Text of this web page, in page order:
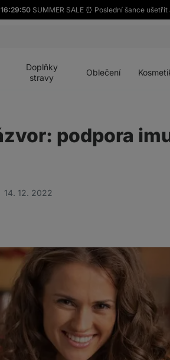
16:29:49 SUMMER SALE ⏰ Poslední šance
Doplňky
stravy
Oblečení
podpora
14. 12. 2022